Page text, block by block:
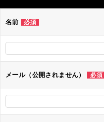
ゲ
ー
シ
ョ
ン
名前 必須
メール（公開されません） 必須